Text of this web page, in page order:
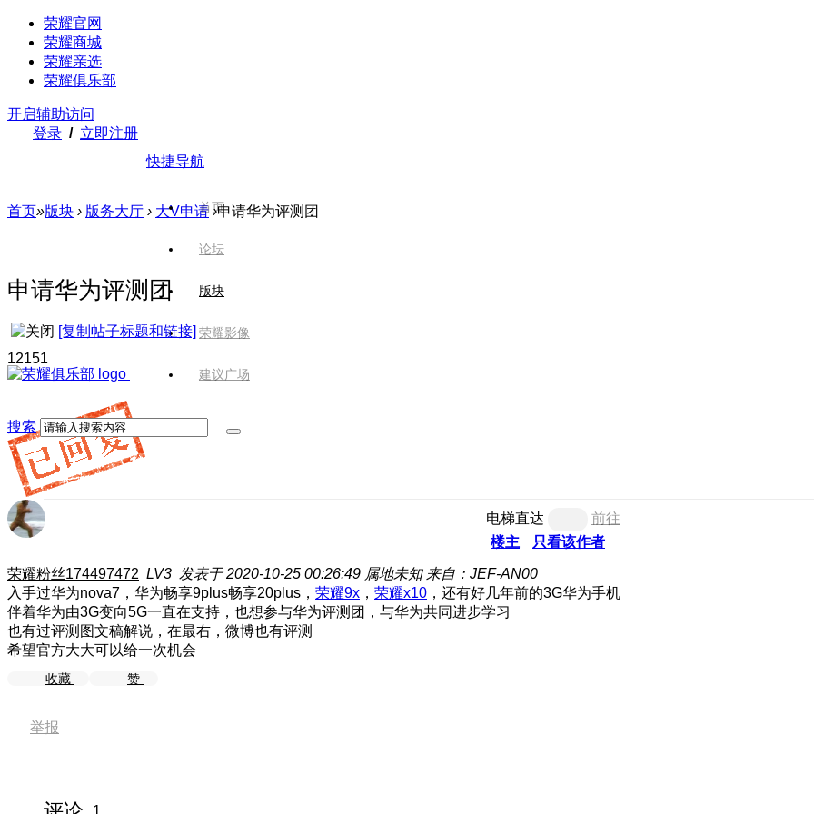
荣耀官网
荣耀商城
荣耀亲选
荣耀俱乐部
开启辅助访问
登录 / 立即注册
快捷导航
首页
论坛
版块
荣耀影像
建议广场
搜索
首页»版块 › 版务大厅 › 大V申请 ›申请华为评测团
申请华为评测团
[复制帖子标题和链接]
12151
电梯直达
前往
楼主
只看该作者
荣耀粉丝174497472 LV3 发表于 2020-10-25 00:26:49 属地未知 来自：JEF-AN00
入手过华为nova7，华为畅享9plus畅享20plus， 荣耀9x ， 荣耀x10 ，还有好几年前的3G华为手机
伴着华为由3G变向5G一直在支持，也想参与华为评测团，与华为共同进步学习
也有过评测图文稿解说，在最右，微博也有评测
希望官方大大可以给一次机会
收藏 赞
举报
1